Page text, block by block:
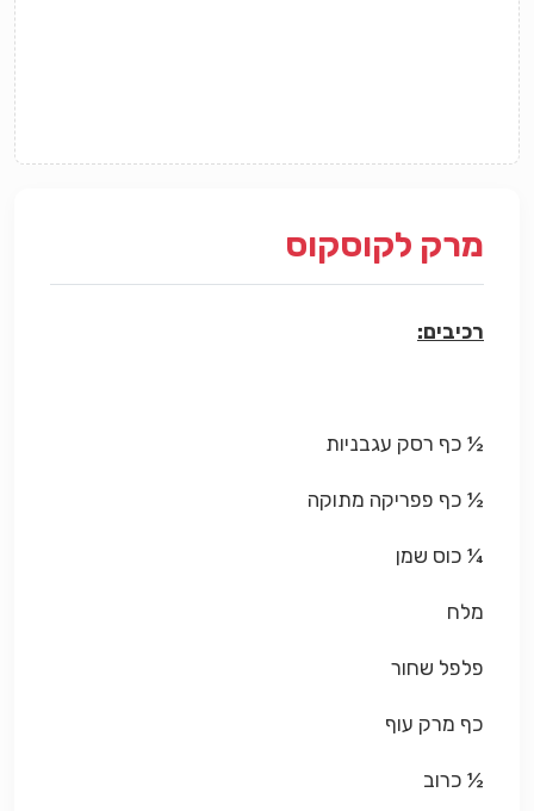
מרק לקוסקוס
רכיבים:
½ כף רסק עגבניות
½ כף פפריקה מתוקה
¼ כוס שמן
מלח
פלפל שחור
כף מרק עוף
½ כרוב